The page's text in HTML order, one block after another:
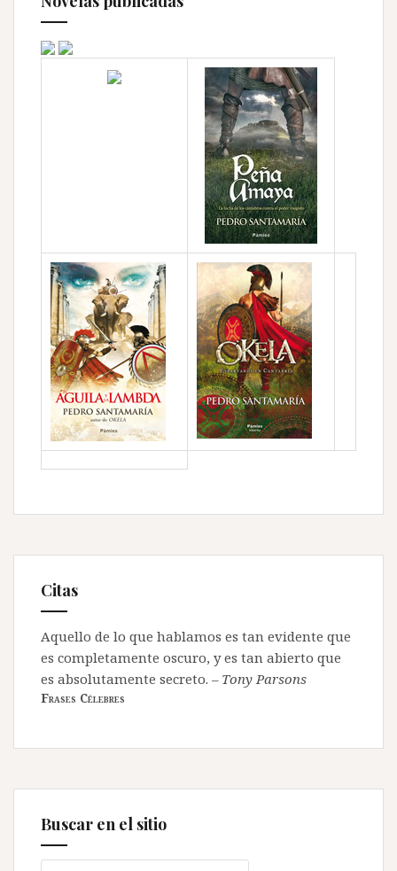
Citas
Aquello de lo que hablamos es tan evidente que
es completamente oscuro, y es tan abierto que
es absolutamente secreto. – Tony Parsons
Frases Célebres
Buscar en el sitio